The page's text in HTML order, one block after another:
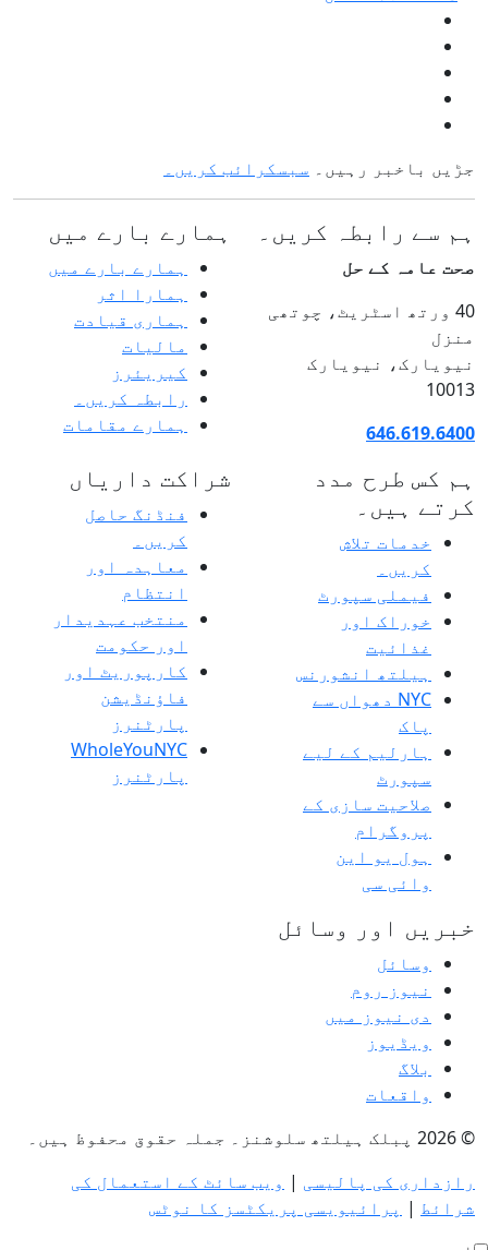
جڑیں باخبر رہیں۔ سبسکرائب کریں۔
ہم سے رابطہ کریں۔
صحت عامہ کے حل
40 ورتھ اسٹریٹ، چوتھی
منزل
نیویارک، نیویارک
10013
646.619.6400
ہمارے بارے میں
ہمارے بارے میں
ہمارا اثر
ہماری قیادت
مالیات
کیریئرز
رابطہ کریں۔
ہمارے مقامات
ہم کس طرح مدد
کرتے ہیں۔
خدمات تلاش
کریں۔
فیملی سپورٹ
خوراک اور
غذائیت
ہیلتھ انشورنس
NYC دھواں سے
پاک
ہارلیم کے لیے
سپورٹ
صلاحیت سازی کے
پروگرام
ہول یو این
وائی سی
شراکت داریاں
فنڈنگ ​​حاصل
کریں۔
معاہدہ اور
انتظام
منتخب عہدیدار
اور حکومت
کارپوریٹ اور
فاؤنڈیشن
پارٹنرز
WholeYouNYC
پارٹنرز
خبریں اور وسائل
وسائل
نیوز روم
دی نیوز میں
ویڈیوز
بلاگ
واقعات
© 2026 پبلک ہیلتھ سلوشنز۔ جملہ حقوق محفوظ ہیں۔
رازداری کی پالیسی | ویب سائٹ کے استعمال کی
شرائط | پرائیویسی پریکٹسز کا نوٹس